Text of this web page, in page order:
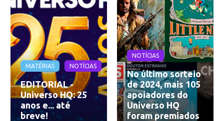
MATÉRIAS NOTÍCIAS
EDITORIAL -
Universo HQ: 25
anos e... até
breve!
NOTÍCIAS
No último sorteio
de 2024, mais 105
apoiadores do
Universo HQ
foram premiados